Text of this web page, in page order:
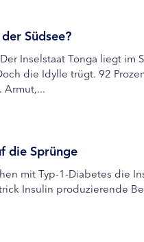
Südsee?
Inselstaat Tonga liegt
die Idylle trügt. 92
Armut,...
die Sprünge
mit Typ-1-Diabetes die
Insulin produzierende